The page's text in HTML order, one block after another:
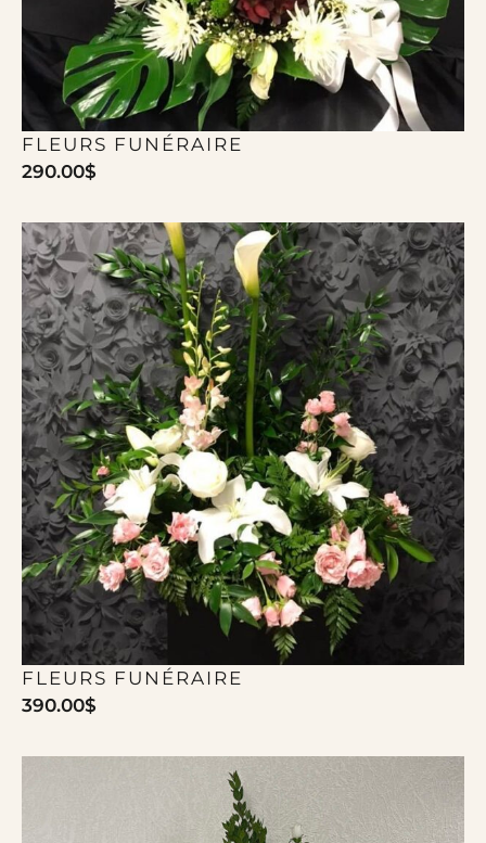
FLEURS FUNÉRAIRE
290.00$
FLEURS FUNÉRAIRE
390.00$